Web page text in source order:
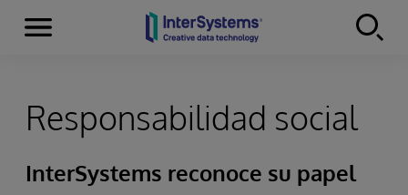
Skip to content
Secciones
Responsabilidad social
InterSystems reconoce su papel